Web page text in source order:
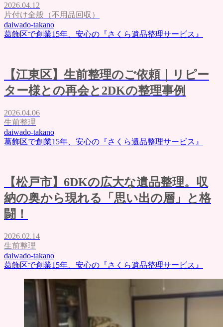
お問い合わせ
2026.04.12
片付け全般（不用品回収）
daiwado-takano
葛飾区で創業15年、安心の『さくら遺品整理サービス』
【江東区】生前整理のご依頼｜リピー
ター様との再会と2DKの整理事例
2026.04.06
生前整理
daiwado-takano
葛飾区で創業15年、安心の『さくら遺品整理サービス』
【松戸市】6DKの広大な遺品整理。収
納の奥から現れる「思い出の層」と格
闘！
2026.02.14
生前整理
daiwado-takano
葛飾区で創業15年、安心の『さくら遺品整理サービス』